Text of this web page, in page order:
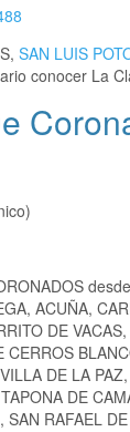
SAN LUIS
conocer La
ACUÑA,
DE
DE LA
DE
RAFAEL